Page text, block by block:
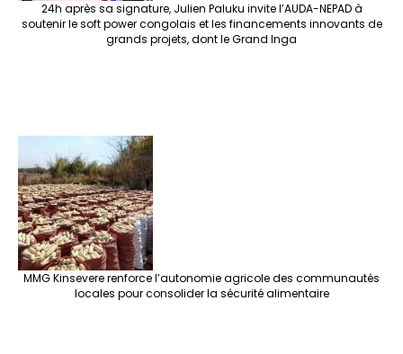
24h après sa signature, Julien Paluku invite l’AUDA-NEPAD à
soutenir le soft power congolais et les financements innovants de
grands projets, dont le Grand Inga
MMG Kinsevere renforce l’autonomie agricole des communautés
locales pour consolider la sécurité alimentaire